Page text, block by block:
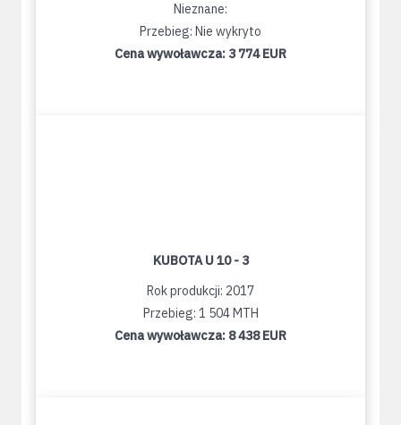
Nieznane:
Przebieg: Nie wykryto
Cena wywoławcza: 3 774 EUR
KUBOTA U 10 - 3
Rok produkcji: 2017
Przebieg: 1 504 MTH
Cena wywoławcza: 8 438 EUR